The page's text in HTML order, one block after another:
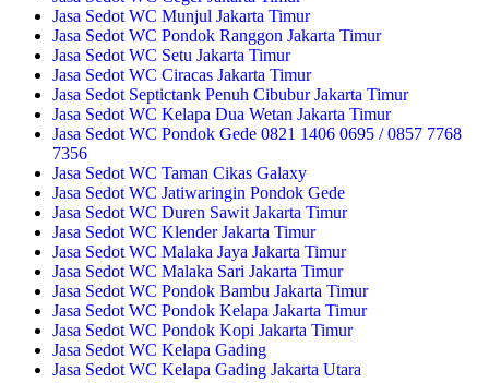
Jasa Sedot WC Munjul Jakarta Timur
Jasa Sedot WC Pondok Ranggon Jakarta Timur
Jasa Sedot WC Setu Jakarta Timur
Jasa Sedot WC Ciracas Jakarta Timur
Jasa Sedot Septictank Penuh Cibubur Jakarta Timur
Jasa Sedot WC Kelapa Dua Wetan Jakarta Timur
Jasa Sedot WC Pondok Gede 0821 1406 0695 / 0857 7768
7356
Jasa Sedot WC Taman Cikas Galaxy
Jasa Sedot WC Jatiwaringin Pondok Gede
Jasa Sedot WC Duren Sawit Jakarta Timur
Jasa Sedot WC Klender Jakarta Timur
Jasa Sedot WC Malaka Jaya Jakarta Timur
Jasa Sedot WC Malaka Sari Jakarta Timur
Jasa Sedot WC Pondok Bambu Jakarta Timur
Jasa Sedot WC Pondok Kelapa Jakarta Timur
Jasa Sedot WC Pondok Kopi Jakarta Timur
Jasa Sedot WC Kelapa Gading
Jasa Sedot WC Kelapa Gading Jakarta Utara